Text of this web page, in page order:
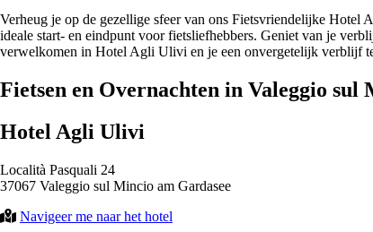
Verheug je op de gezellige sfeer van ons Fietsvriendelijke
ideale start- en eindpunt voor fietsliefhebbers. Geniet van je
verwelkomen in Hotel Agli Ulivi en je een onvergetelijk verblijf
Fietsen en Overnachten in Valeggio sul
Hotel Agli Ulivi
Località Pasquali 24
37067 Valeggio sul Mincio am Gardasee
Navigeer me naar het hotel